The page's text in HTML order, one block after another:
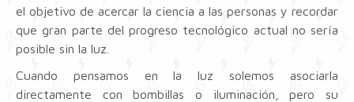
el objetivo de acercar la ciencia a las personas y recordar
que gran parte del progreso tecnológico actual no sería
posible sin la luz.
Cuando pensamos en la luz solemos asociarla
directamente con bombillas o iluminación, pero su